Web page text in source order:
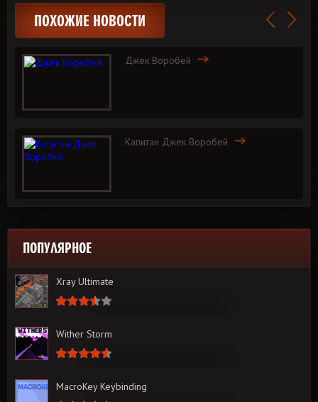
ПОХОЖИЕ НОВОСТИ
Джек Воробей
Капитан Джек Воробей
ПОПУЛЯРНОЕ
Xray Ultimate
Wither Storm
MacroKey Keybinding